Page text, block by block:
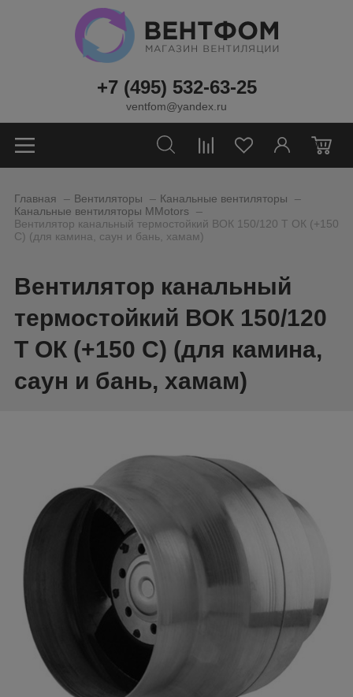
+7 (495) 532-63-25
ventfom@yandex.ru
0
Главная Вентиляторы Канальные вентиляторы
Канальные вентиляторы MMotors _
Вентилятор канальный термостойкий ВОК 150/120 Т ОК (+150
С) (для камина, саун и бань, хамам)
Вентилятор канальный
термостойкий ВОК 150/120
Т ОК (+150 С) (для камина,
саун и бань, хамам)